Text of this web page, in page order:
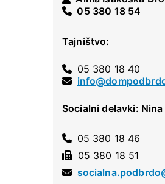
05 380 18 54
Tajništvo:
05 380 18 40
Socialni delavki:
05 380 18 46
05 380 18 51